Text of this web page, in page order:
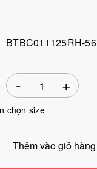
BTBC011125RH-56
+
-
chọn size
Thêm vào giỏ hàng